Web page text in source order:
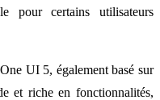
pour certains utilisateurs
UI 5, également basé sur
et riche en fonctionnalités,